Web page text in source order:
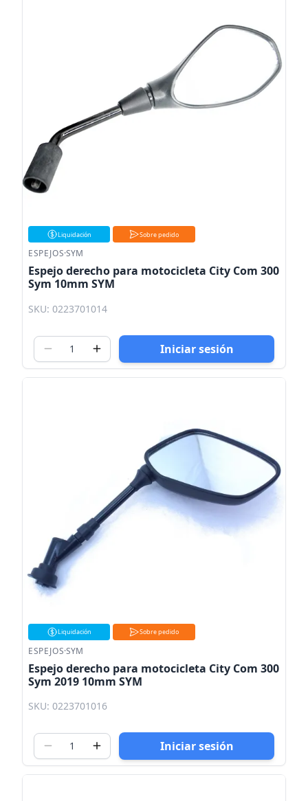
Liquidación Sobre pedido
ESPEJOS·SYM
Espejo derecho para motocicleta City Com 300
Sym 10mm SYM
SKU: 0223701014
Iniciar sesión
Liquidación Sobre pedido
ESPEJOS·SYM
Espejo derecho para motocicleta City Com 300
Sym 2019 10mm SYM
SKU: 0223701016
Iniciar sesión